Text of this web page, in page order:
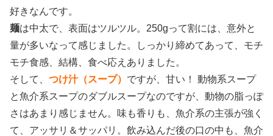
好きなんです。
麺は中太で、表面はツルツル。250gって割には、意外と
量が多いなって感じました。しっかり締めてあって、モチ
モチ食感、結構、食べ応えありました。
そして、 つけ汁（スープ） ですが、甘い！ 動物系スープ
と魚介系スープのダブルスープなのですが、動物の脂っぽ
さはあまり感じません。味も香りも、魚介系の主張が強く
て、アッサリ＆サッパリ。飲み込んだ後の口の中も、魚介